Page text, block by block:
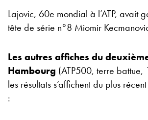
Lajovic, 60e mondial à l’ATP, avait
tête de série n°8 Miomir
Les autres affiches du
Hambourg (ATP500, terre battue,
les résultats s’affichent du plus
: